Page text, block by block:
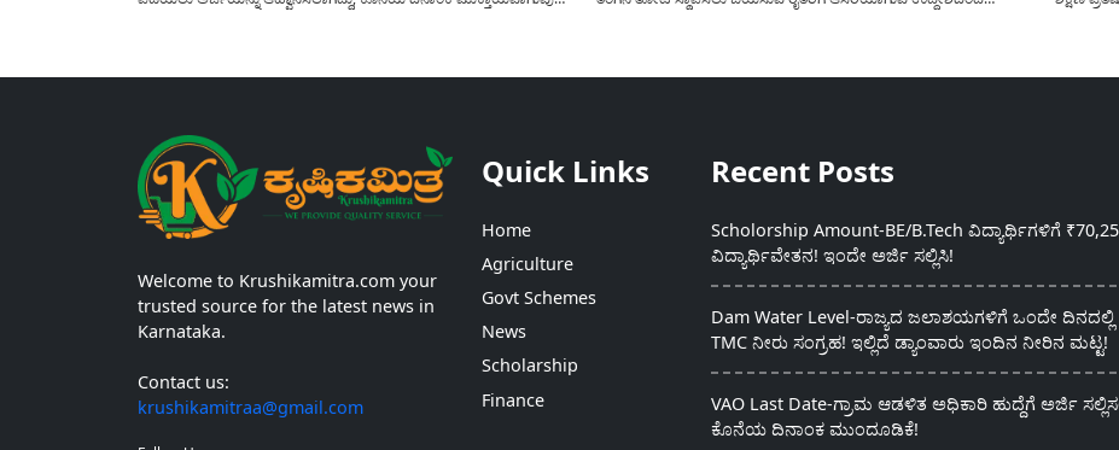
Welcome to Krushikamitra.com your
trusted source for the latest news in
Karnataka.
Contact us:
krushikamitraa@gmail.com
Quick Links
Home
Agriculture
Govt Schemes
News
Scholarship
Finance
Recent Posts
Scholorship Amount-BE/B.Tech ವಿದ್ಯಾರ್ಥಿಗಳಿಗೆ
ವಿದ್ಯಾರ್ಥಿವೇತನ! ಇಂದೇ ಅರ್ಜಿ ಸಲ್ಲಿಸಿ!
Dam Water Level-ರಾಜ್ಯದ ಜಲಾಶಯಗಳಿಗೆ ಒಂದೇ ದಿನದಲ್ಲಿ
TMC ನೀರು ಸಂಗ್ರಹ! ಇಲ್ಲಿದೆ ಡ್ಯಾಂವಾರು ಇಂದಿನ ನೀರಿನ ಮಟ್ಟ!
VAO Last Date-ಗ್ರಾಮ ಆಡಳಿತ ಅಧಿಕಾರಿ ಹುದ್ದೆಗೆ ಅರ್ಜಿ
ಕೊನೆಯ ದಿನಾಂಕ ಮುಂದೂಡಿಕೆ!